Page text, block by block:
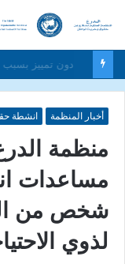
أخبار المنظمة انشطة
منظمة
شخص من
لذوي